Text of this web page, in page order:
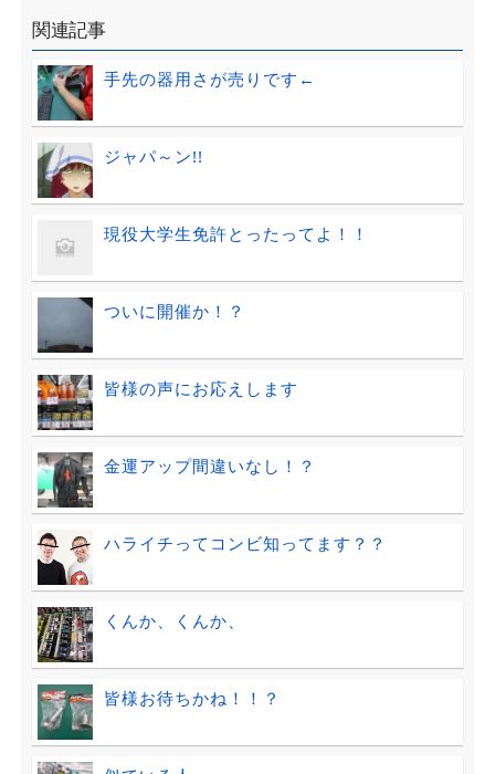
関連記事
手先の器用さが売りです←
ジャパ～ン!!
現役大学生免許とったってよ！！
ついに開催か！？
皆様の声にお応えします
金運アップ間違いなし！？
ハライチってコンビ知ってます？？
くんか、くんか、
皆様お待ちかね！！？